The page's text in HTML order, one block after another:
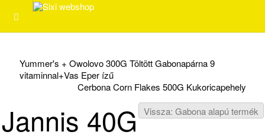
Yummer's + Owolovo 300G Töltött Gabonapárna 9
vitaminnal+Vas Eper ízű
Cerbona Corn Flakes 500G Kukoricapehely
Vissza: Gabona alapú termék
Jannis 40G